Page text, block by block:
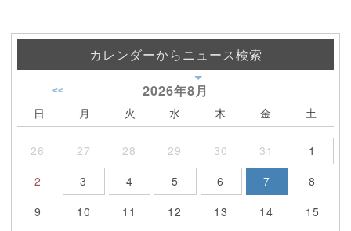
カレンダーからニュース検索
2026年8月
<<
日 月 火 水 木 金 土
26 27 28 29 30 31
1
2
3 4 5 6 7
8
9
10 11 12 13 14
15